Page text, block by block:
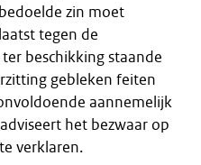
zin moet
tegen de
beschikking staande
gebleken feiten
aannemelijk
het bezwaar op
verklaren.